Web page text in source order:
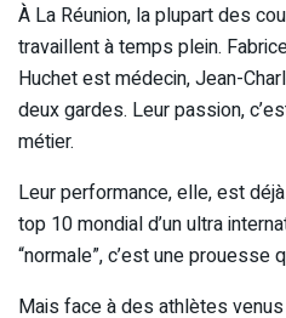
À La Réunion, la plupart des
travaillent à temps plein.
Huchet est médecin, Jean-
deux gardes. Leur passion,
métier.
Leur performance, elle, est
top 10 mondial d’un ultra
“normale”, c’est une prouesse
Mais face à des athlètes venus